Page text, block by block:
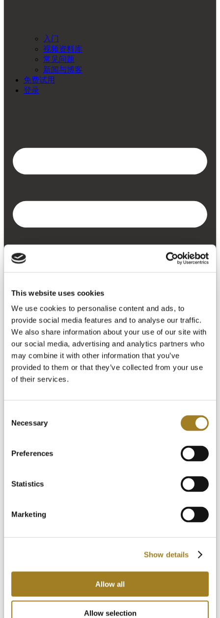
This website uses cookies
We use cookies to personalise content and ads, to
provide social media features and to analyse our traffic.
We also share information about your use of our site with
our social media, advertising and analytics partners who
may combine it with other information that you’ve
provided to them or that they’ve collected from your use
of their services.
Selection
Necessary
Preferences
Statistics
Marketing
Show details
Allow all
Allow selection
入门
视频资料库
常见问题
新闻与博客
免费试用
登录